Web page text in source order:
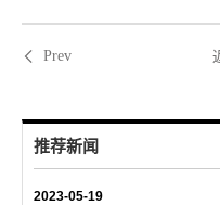
Prev
推荐新闻
2023-05-19